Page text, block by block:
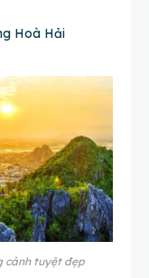
Hoà Hải
cảnh tuyệt đẹp